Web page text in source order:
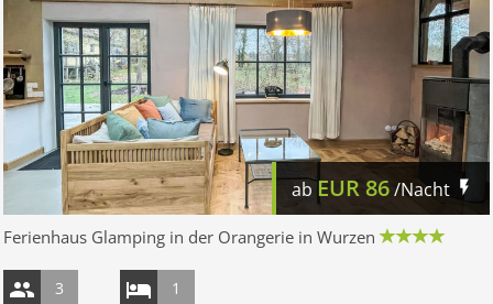
abEUR 86/Nacht
Ferienhaus Glamping in der Orangerie in Wurzen
3 1